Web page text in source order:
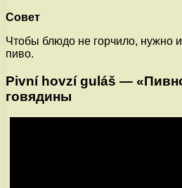
Совет
Чтобы блюдо не горчило, нужно
пиво.
Pivní hovzí guláš —
говядины